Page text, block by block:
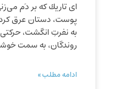
ای تاریك كه بر د‌‌‌‌‌َم
پوست، دستان عرق کرده‌ات
به نفرتِ انگشت،
روندگان، به سمت
ادامه مطلب »